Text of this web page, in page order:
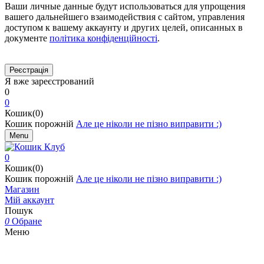
Ваши личные данные будут использоваться для упрощения
вашего дальнейшего взаимодействия с сайтом, управления
доступом к вашему аккаунту и других целей, описанных в
документе політика конфіденційності.
Я вже зареєстрований
0
0
Кошик(0)
Кошик порожній Але це ніколи не пізно виправити :)
Menu
0
Кошик(0)
Кошик порожній Але це ніколи не пізно виправити :)
Магазин
Мій аккаунт
Пошук
0 Обране
Меню